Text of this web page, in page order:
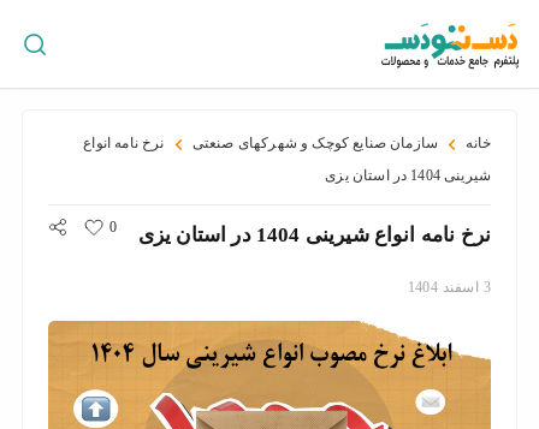
خانه سازمان صنایع کوچک و شهرکهای صنعتی
نرخ نامه انواع
شیرینی 1404 در استان یزی
نرخ نامه انواع شیرینی 1404 در استان یزی 0
3 اسفند 1404
ورود
پراکندگی